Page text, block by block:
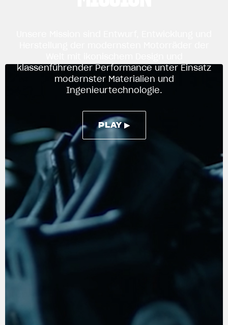
BEKLEIDUNG
Zeigen Sie, was Sie fahren
klassenführender Performance unter Einsatz
modernster Materialien und
Ingenieurtechnologie.
PLAY ▶
PLAY ▶